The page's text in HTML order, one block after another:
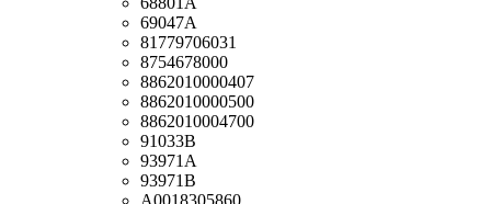
69047A
81779706031
8754678000
8862010000407
8862010000500
8862010004700
91033B
93971A
93971B